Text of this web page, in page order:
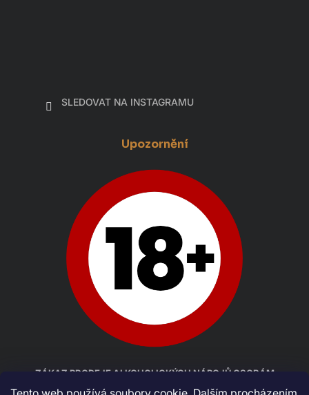
SLEDOVAT NA INSTAGRAMU
Upozornění
ZÁKAZ PRODEJE ALKOHOLICKÝCH NÁPOJŮ OSOBÁM